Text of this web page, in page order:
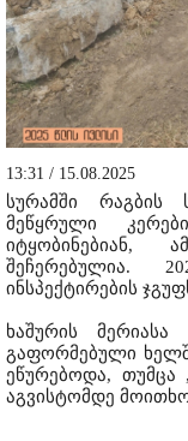
13:31 / 15.08.2025
სურამში რაგბის
მეწყრული
იტყობინებიან,
შეჩერებულია.
ინსპექტირების
ხაშურის
გაფორმებული
ეწურებოდა, თუმცა
აგვისტომდე